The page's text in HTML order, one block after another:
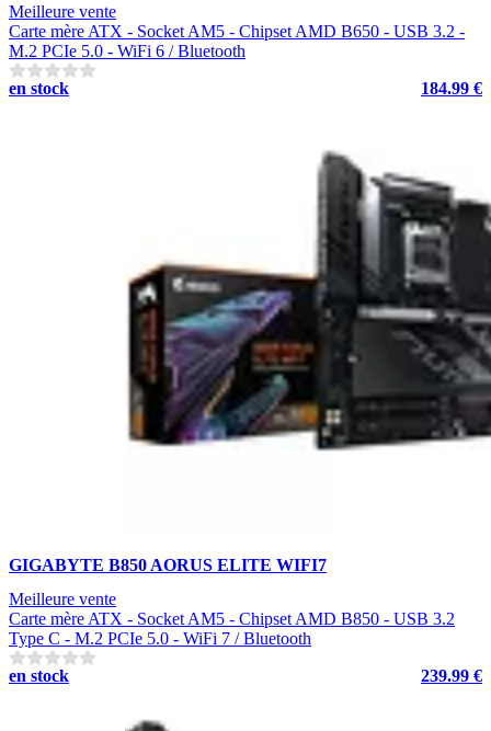
Meilleure vente
Carte mère ATX - Socket AM5 - Chipset AMD B650 - USB 3.2 -
M.2 PCIe 5.0 - WiFi 6 / Bluetooth
en stock
184.99 €
GIGABYTE B850 AORUS ELITE WIFI7
Meilleure vente
Carte mère ATX - Socket AM5 - Chipset AMD B850 - USB 3.2
Type C - M.2 PCIe 5.0 - WiFi 7 / Bluetooth
en stock
239.99 €